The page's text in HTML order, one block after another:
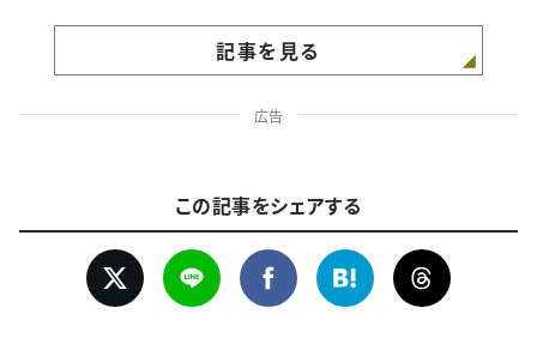
記事を見る
広告
この記事をシェアする